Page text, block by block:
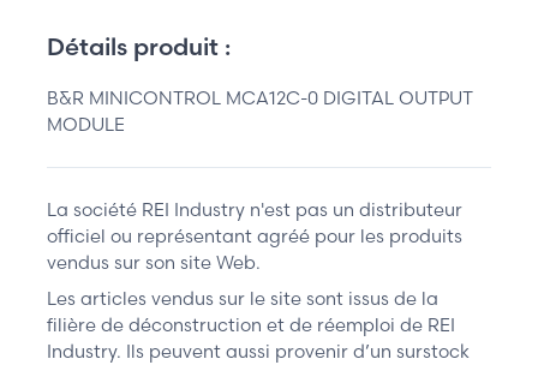
Détails produit :
B&R MINICONTROL MCA12C-0 DIGITAL OUTPUT
MODULE
La société REI Industry n'est pas un distributeur
officiel ou représentant agréé pour les produits
vendus sur son site Web.
Les articles vendus sur le site sont issus de la
filière de déconstruction et de réemploi de REI
Industry. Ils peuvent aussi provenir d’un surstock